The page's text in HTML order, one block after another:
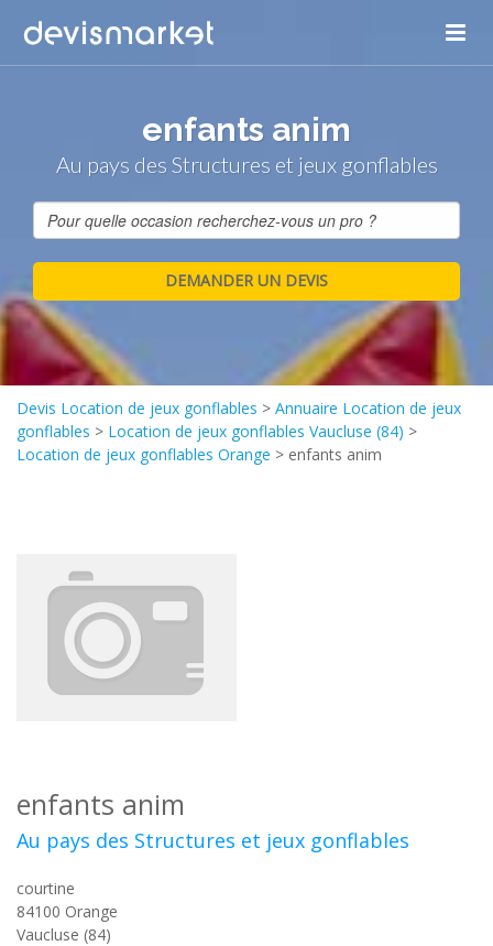
enfants anim
Au pays des Structures et jeux gonflables
Devis Location de jeux gonflables > Annuaire Location de jeux
gonflables > Location de jeux gonflables Vaucluse (84) >
Location de jeux gonflables Orange > enfants anim
enfants anim
Au pays des Structures et jeux gonflables
courtine
84100 Orange
Vaucluse (84)